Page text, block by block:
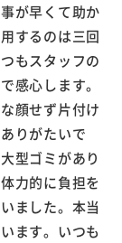
が早くて助か
するのは三回
もスタッフの
感心します。
顔せず片付け
りがたいで
型ゴミがあり
力的に負担を
ました。本当
ます。いつも